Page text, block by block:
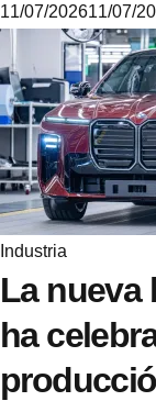
i
k
e
11/07/202611/07/
Industria
La nueva
ha